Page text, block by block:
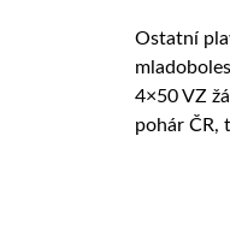
Ostatní
4×50 VZ
pohár ČR,